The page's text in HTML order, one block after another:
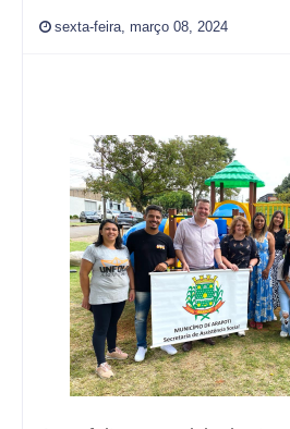
sexta-feira, março 08, 2024